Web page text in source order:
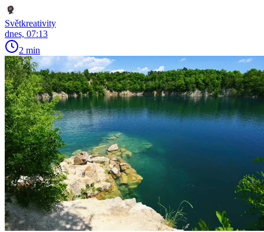
Světkreativity
dnes, 07:13
2 min